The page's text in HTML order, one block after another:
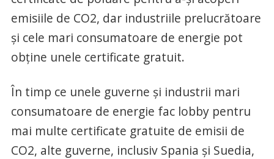
emisiile de CO2, dar industriile prelucrătoare
şi cele mari consumatoare de energie pot
obţine unele certificate gratuit.
În timp ce unele guverne şi industrii mari
consumatoare de energie fac lobby pentru
mai multe certificate gratuite de emisii de
CO2, alte guverne, inclusiv Spania şi Suedia,